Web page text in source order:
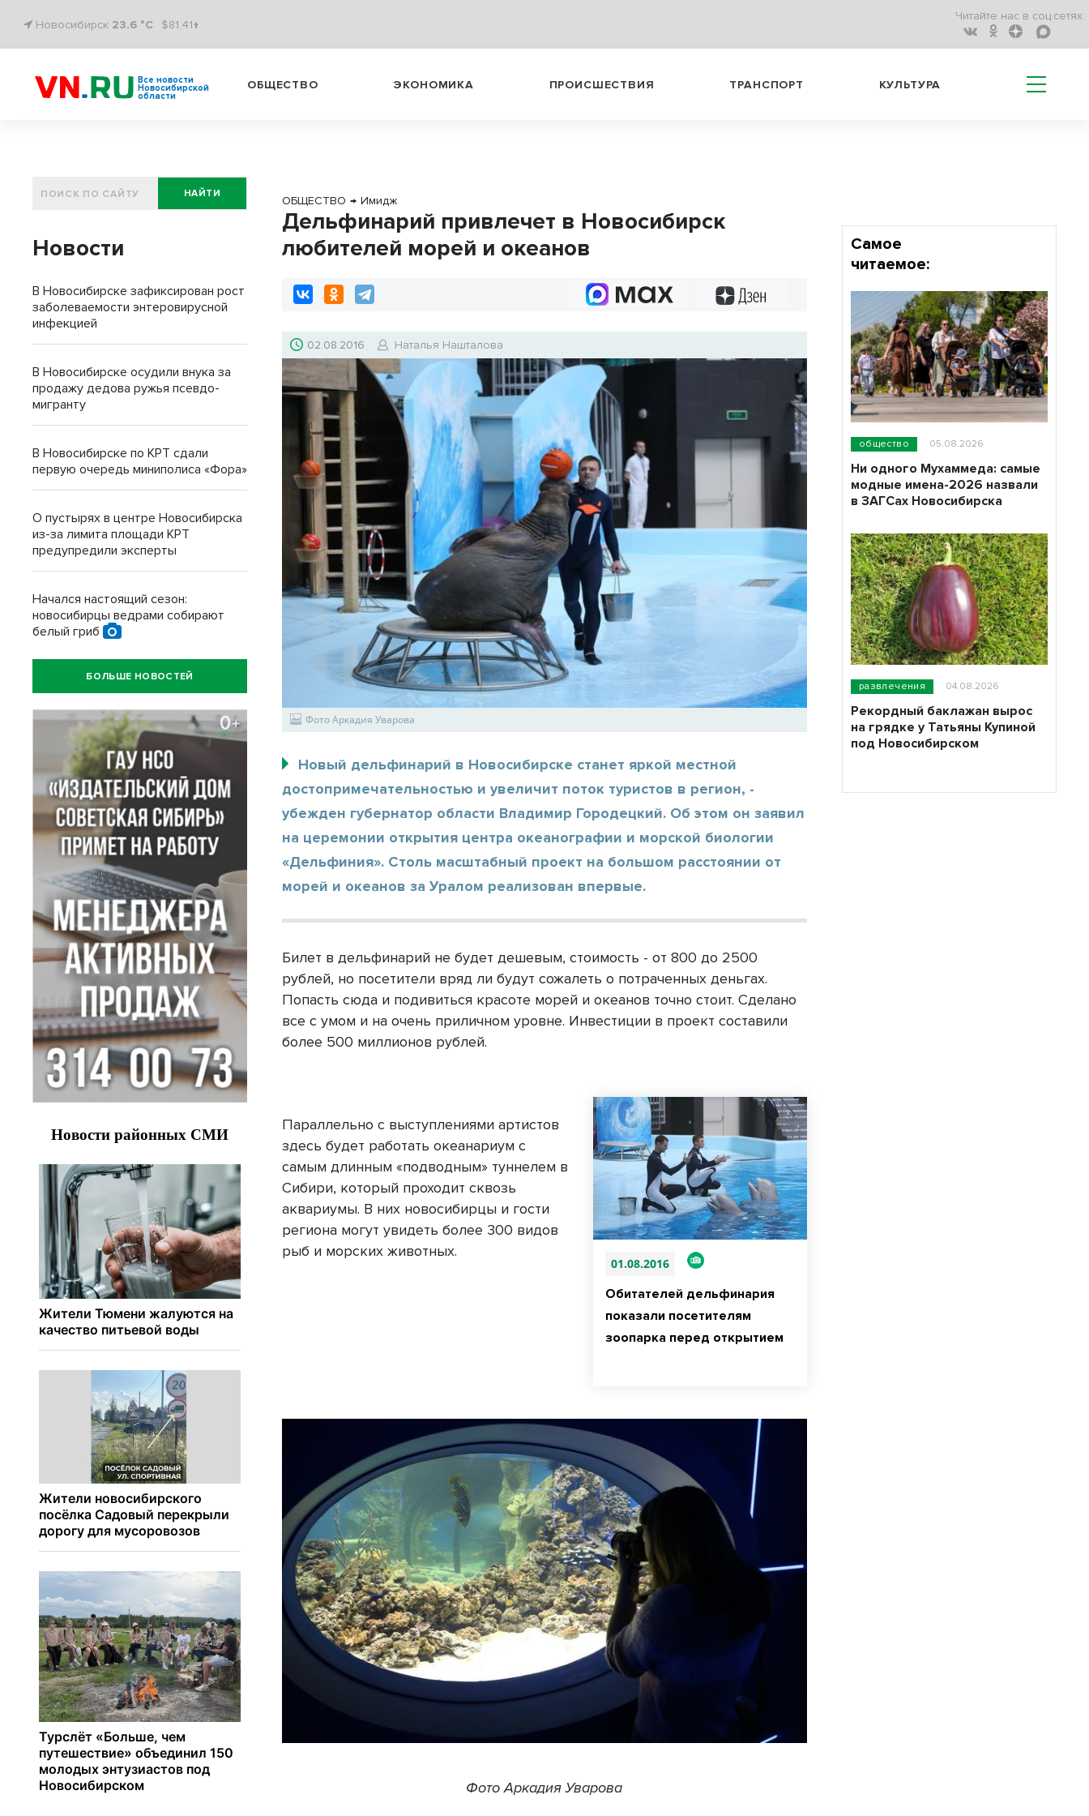
Новосибирск 23.6 °C $81.41↑
Читайте нас в соц.сетях:
Все новости
Новосибирской
области
ОБЩЕСТВО ЭКОНОМИКА ПРОИСШЕСТВИЯ ТРАНСПОРТ КУЛЬТУРА
ОБЩЕСТВО → Имидж
Дельфинарий привлечет в Новосибирск
любителей морей и океанов
02.08.2016 Наталья Нашталова
Фото Аркадия Уварова
Новый дельфинарий в Новосибирске станет яркой местной
достопримечательностью и увеличит поток туристов в регион, -
убежден губернатор области Владимир Городецкий. Об этом он заявил
на церемонии открытия центра океанографии и морской биологии
«Дельфиния». Столь масштабный проект на большом расстоянии от
морей и океанов за Уралом реализован впервые.
Билет в дельфинарий не будет дешевым, стоимость - от 800 до 2500
рублей, но посетители вряд ли будут сожалеть о потраченных деньгах.
Попасть сюда и подивиться красоте морей и океанов точно стоит. Сделано
все с умом и на очень приличном уровне. Инвестиции в проект составили
более 500 миллионов рублей.
01.08.2016
Обитателей дельфинария
показали посетителям
зоопарка перед открытием
Параллельно с выступлениями артистов
здесь будет работать океанариум с
самым длинным «подводным» туннелем в
Сибири, который проходит сквозь
аквариумы. В них новосибирцы и гости
региона могут увидеть более 300 видов
рыб и морских животных.
Фото Аркадия Уварова
НАЙТИ
Новости
В Новосибирске зафиксирован рост
заболеваемости энтеровирусной
инфекцией
В Новосибирске осудили внука за
продажу дедова ружья псевдо-
мигранту
В Новосибирске по КРТ сдали
первую очередь миниполиса «Фора»
О пустырях в центре Новосибирска
из-за лимита площади КРТ
предупредили эксперты
Начался настоящий сезон:
новосибирцы ведрами собирают
белый гриб
БОЛЬШЕ НОВОСТЕЙ
Самое
читаемое:
общество 05.08.2026
Ни одного Мухаммеда: самые
модные имена-2026 назвали
в ЗАГСах Новосибирска
развлечения 04.08.2026
Рекордный баклажан вырос
на грядке у Татьяны Купиной
под Новосибирском